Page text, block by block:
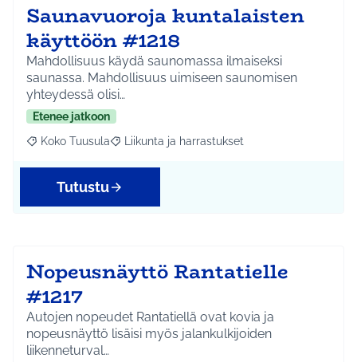
Saunavuoroja kuntalaisten
käyttöön #1218
Mahdollisuus käydä saunomassa ilmaiseksi
saunassa. Mahdollisuus uimiseen saunomisen
yhteydessä olisi…
Etenee jatkoon
Rajaa tulokset aihepiirin mukaan: Koko Tuusula
Koko Tuusula Rajaa tulokset teeman mukaan: Liikunta ja
Liikunta ja harrastukset
Tutustu
Nopeusnäyttö Rantatielle
#1217
Autojen nopeudet Rantatiellä ovat kovia ja
nopeusnäyttö lisäisi myös jalankulkijoiden
liikenneturval…